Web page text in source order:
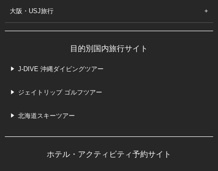
大阪・USJ旅行
目的別国内旅行サイト
J-DIVE 沖縄ダイビングツアー
ジェイトリップ ゴルフツアー
北海道スキーツアー
ホテル・アクティビティ予約サイト